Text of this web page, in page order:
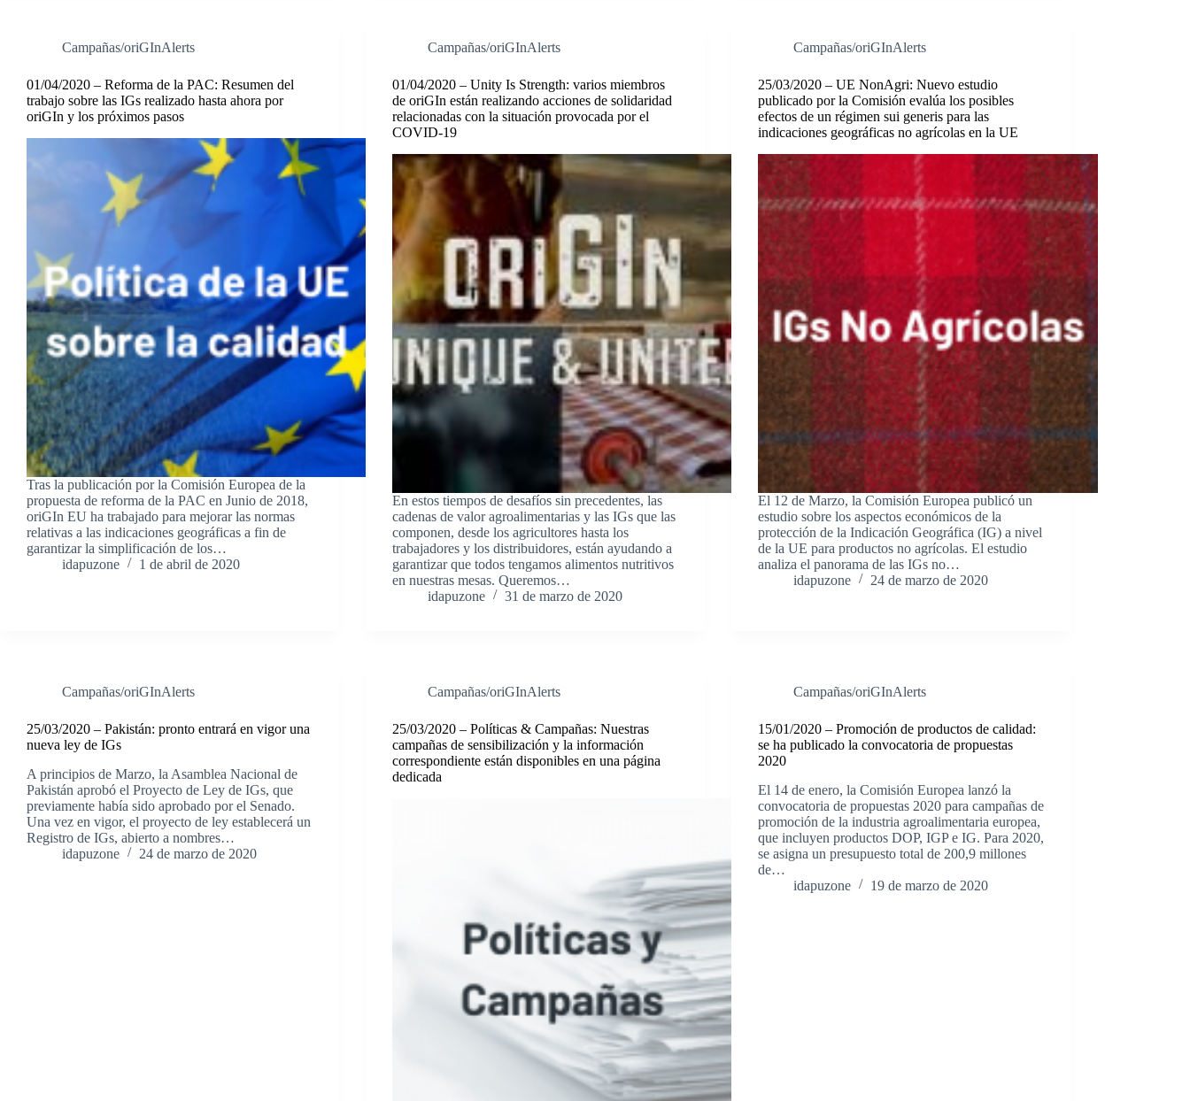
Campañas/oriGInAlerts
01/04/2020 – Reforma de la PAC: Resumen del
trabajo sobre las IGs realizado hasta ahora por
oriGIn y los próximos pasos
Tras la publicación por la Comisión Europea de la
propuesta de reforma de la PAC en Junio de 2018,
oriGIn EU ha trabajado para mejorar las normas
relativas a las indicaciones geográficas a fin de
garantizar la simplificación de los…
idapuzone
1 de abril de 2020
Campañas/oriGInAlerts
01/04/2020 – Unity Is Strength: varios miembros
de oriGIn están realizando acciones de solidaridad
relacionadas con la situación provocada por el
COVID-19
En estos tiempos de desafíos sin precedentes, las
cadenas de valor agroalimentarias y las IGs que las
componen, desde los agricultores hasta los
trabajadores y los distribuidores, están ayudando a
garantizar que todos tengamos alimentos nutritivos
en nuestras mesas. Queremos…
idapuzone
31 de marzo de 2020
Campañas/oriGInAlerts
25/03/2020 – UE NonAgri: Nuevo estudio
publicado por la Comisión evalúa los posibles
efectos de un régimen sui generis para las
indicaciones geográficas no agrícolas en la UE
El 12 de Marzo, la Comisión Europea publicó un
estudio sobre los aspectos económicos de la
protección de la Indicación Geográfica (IG) a nivel
de la UE para productos no agrícolas. El estudio
analiza el panorama de las IGs no…
idapuzone
24 de marzo de 2020
Campañas/oriGInAlerts
25/03/2020 – Pakistán: pronto entrará en vigor una
nueva ley de IGs
A principios de Marzo, la Asamblea Nacional de
Pakistán aprobó el Proyecto de Ley de IGs, que
previamente había sido aprobado por el Senado.
Una vez en vigor, el proyecto de ley establecerá un
Registro de IGs, abierto a nombres…
idapuzone
24 de marzo de 2020
Campañas/oriGInAlerts
25/03/2020 – Políticas & Campañas: Nuestras
campañas de sensibilización y la información
correspondiente están disponibles en una página
dedicada
Campañas/oriGInAlerts
15/01/2020 – Promoción de productos de calidad:
se ha publicado la convocatoria de propuestas
2020
El 14 de enero, la Comisión Europea lanzó la
convocatoria de propuestas 2020 para campañas de
promoción de la industria agroalimentaria europea,
que incluyen productos DOP, IGP e IG. Para 2020,
se asigna un presupuesto total de 200,9 millones
de…
idapuzone
19 de marzo de 2020